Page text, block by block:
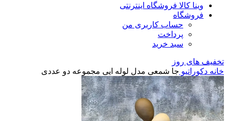
وینا کالا فروشگاه اینترنتی
فروشگاه
حساب کاربری من
پرداخت
سبد خرید
تخفیف های روز
خانه دکوراتیو جا شمعی مدل لوله ایی مجموعه دو عددی